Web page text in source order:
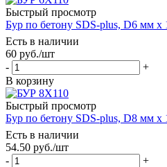
Быстрый просмотр
Бур по бетону SDS-plus, D6 мм х
Есть в наличии
60 руб./шт
-
+
В корзину
Быстрый просмотр
Бур по бетону SDS-plus, D8 мм x
Есть в наличии
54.50 руб./шт
-
+